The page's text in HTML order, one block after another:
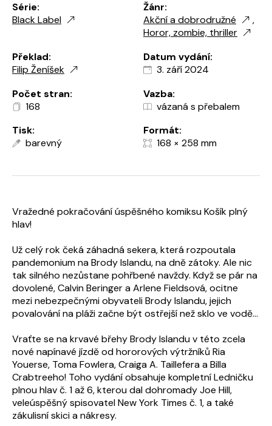
Série:
Black Label
Žánr:
Akční a dobrodružné
,
Horor, zombie, thriller
Překlad:
Filip Ženíšek
Datum vydání:
3. září 2024
Počet stran:
168
Vazba:
vázaná s přebalem
Tisk:
barevný
Formát:
168 × 258 mm
Vražedné pokračování úspěšného komiksu Košík plný
hlav!
Už celý rok čeká záhadná sekera, která rozpoutala
pandemonium na Brody Islandu, na dně zátoky. Ale nic
tak silného nezůstane pohřbené navždy. Když se pár na
dovolené, Calvin Beringer a Arlene Fieldsová, ocitne
mezi nebezpečnými obyvateli Brody Islandu, jejich
povalování na pláži začne být ostřejší než sklo ve vodě…
Vraťte se na krvavé břehy Brody Islandu v této zcela
nové napínavé jízdě od hororových výtržníků Ria
Youerse, Toma Fowlera, Craiga A. Taillefera a Billa
Crabtreeho! Toho vydání obsahuje kompletní Ledničku
plnou hlav č. 1 až 6, kterou dal dohromady Joe Hill,
veleúspěšný spisovatel New York Times č. 1, a také
zákulisní skici a nákresy.